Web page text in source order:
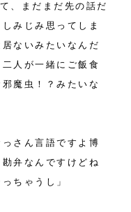
、まだまだ先の話だ
みじみ思ってしま
ないみたいなんだ
人が一緒にご飯食
魔虫！？みたいな
さん言語ですよ博
弁なんですけどね
ちゃうし」